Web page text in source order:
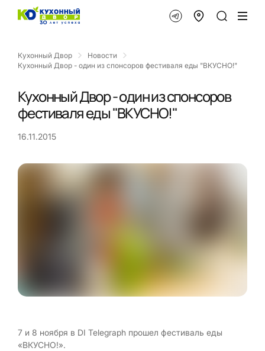
Кухонный Двор
Новости
Кухонный Двор - один из спонсоров фестиваля еды "ВКУСНО!"
Кухонный Двор - один из спонсоров
фестиваля еды "ВКУСНО!"
16.11.2015
7 и 8 ноября в DI Telegraph прошел фестиваль еды
«ВКУСНО!».